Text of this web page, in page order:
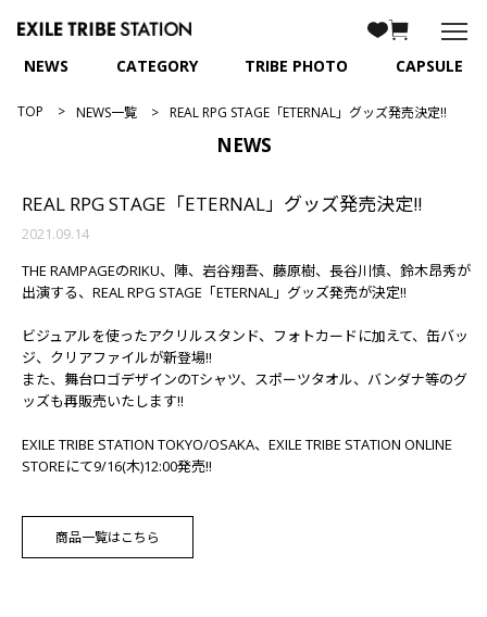
NEWS CATEGORY TRIBE PHOTO CAPSULE
TOP NEWS一覧 REAL RPG STAGE「ETERNAL」グッズ発売決定!!
NEWS
REAL RPG STAGE「ETERNAL」グッズ発売決定!!
2021.09.14
THE RAMPAGEのRIKU、陣、岩谷翔吾、藤原樹、長谷川慎、鈴木昂秀が
出演する、REAL RPG STAGE「ETERNAL」グッズ発売が決定!!
ビジュアルを使ったアクリルスタンド、フォトカードに加えて、缶バッ
ジ、クリアファイルが新登場!!
また、舞台ロゴデザインのTシャツ、スポーツタオル、バンダナ等のグ
ッズも再販売いたします!!
EXILE TRIBE STATION TOKYO/OSAKA、EXILE TRIBE STATION ONLINE
STOREにて9/16(木)12:00発売!!
商品一覧はこちら